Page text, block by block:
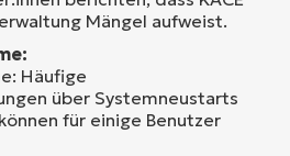
Mängel aufweist.
Häufige
über Systemneustarts
für einige Benutzer